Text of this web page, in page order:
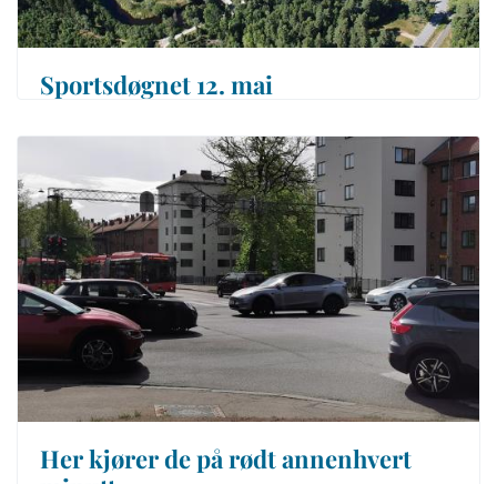
Sportsdøgnet 12. mai
Her kjører de på rødt annenhvert